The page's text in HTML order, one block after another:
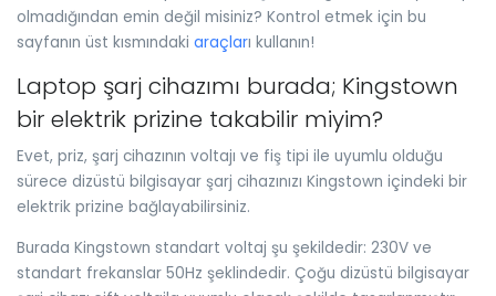
olmadığından emin değil misiniz? Kontrol etmek için bu
sayfanın üst kısmındaki araçları kullanın!
Laptop şarj cihazımı burada; Kingstown
bir elektrik prizine takabilir miyim?
Evet, priz, şarj cihazının voltajı ve fiş tipi ile uyumlu olduğu
sürece dizüstü bilgisayar şarj cihazınızı Kingstown içindeki bir
elektrik prizine bağlayabilirsiniz.
Burada Kingstown standart voltaj şu şekildedir: 230V ve
standart frekanslar 50Hz şeklindedir. Çoğu dizüstü bilgisayar